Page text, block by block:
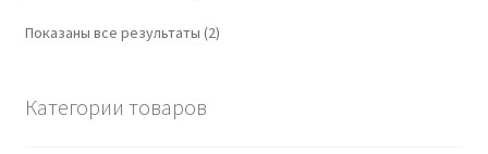
Показаны все результаты (2)
Категории товаров